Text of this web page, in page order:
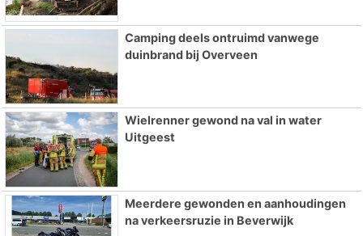
Camping deels ontruimd vanwege
duinbrand bij Overveen
Wielrenner gewond na val in water
Uitgeest
Meerdere gewonden en aanhoudingen
na verkeersruzie in Beverwijk